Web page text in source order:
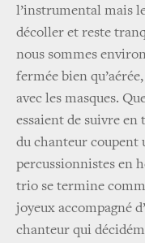
l’instrumental mais
décoller et reste
nous sommes
fermée bien
avec les masques.
essaient de suivre en
du chanteur coupent
percussionnistes en
trio se termine
joyeux accompagné
chanteur qui